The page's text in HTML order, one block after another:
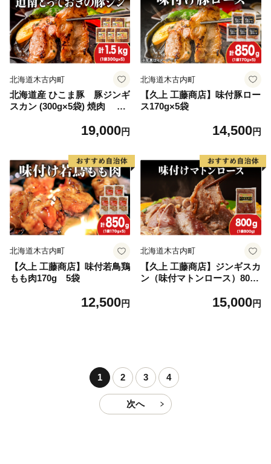
北海道木古内町
北海道産 ひこま豚 豚ジンギ
スカン (300g×5袋) 焼肉 お
の肴 夕飯 おかず 特製のタレ
19,000円
北海道木古内町
【久上 工藤商店】味付豚ロー
ス170g×5袋
14,500円
北海道木古内町
【久上 工藤商店】味付若鳥鶏
もも肉170g 5袋
12,500円
北海道木古内町
【久上 工藤商店】ジンギスカ
ン（味付マトンロース）800g
15,000円
1 2 3 4
次へ